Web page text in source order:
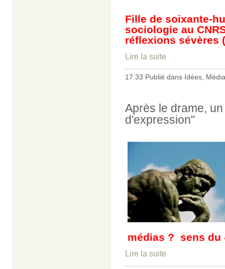
Fille de soixante-
sociologie au
réflexions sévères (
Lire la suite
17:33 Publié dans Idées
Après le drame,
d'expression"
médias ? sens du
Lire la suite